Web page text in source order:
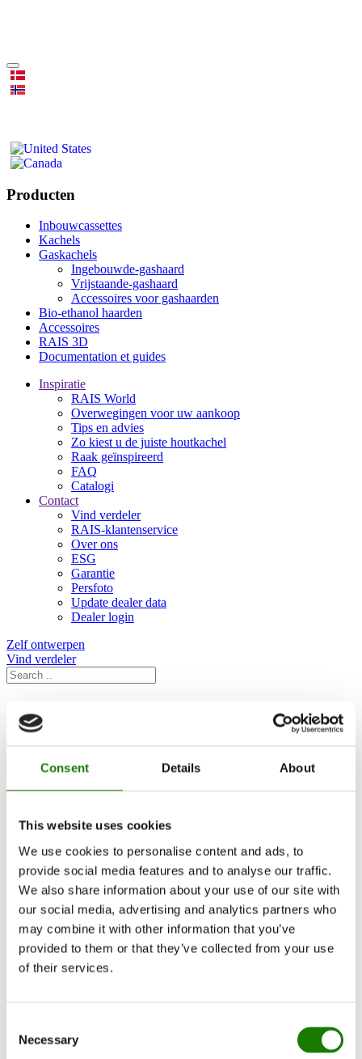
Consent Details About
This website uses cookies
We use cookies to personalise content and ads, to
provide social media features and to analyse our traffic.
We also share information about your use of our site with
our social media, advertising and analytics partners who
may combine it with other information that you’ve
provided to them or that they’ve collected from your use
of their services.
Selection
Necessary
Producten
Inbouwcassettes
Kachels
Gaskachels
Ingebouwde-gashaard
Vrijstaande-gashaard
Accessoires voor gashaarden
Bio-ethanol haarden
Accessoires
RAIS 3D
Documentation et guides
Inspiratie
RAIS World
Overwegingen voor uw aankoop
Tips en advies
Zo kiest u de juiste houtkachel
Raak geïnspireerd
FAQ
Catalogi
Contact
Vind verdeler
RAIS-klantenservice
Over ons
ESG
Garantie
Persfoto
Update dealer data
Dealer login
Zelf ontwerpen
Vind verdeler
Producten
Inbouwcassettes
Kachels
Gaskachels
Ingebouwde-gashaard
RAIS 3D